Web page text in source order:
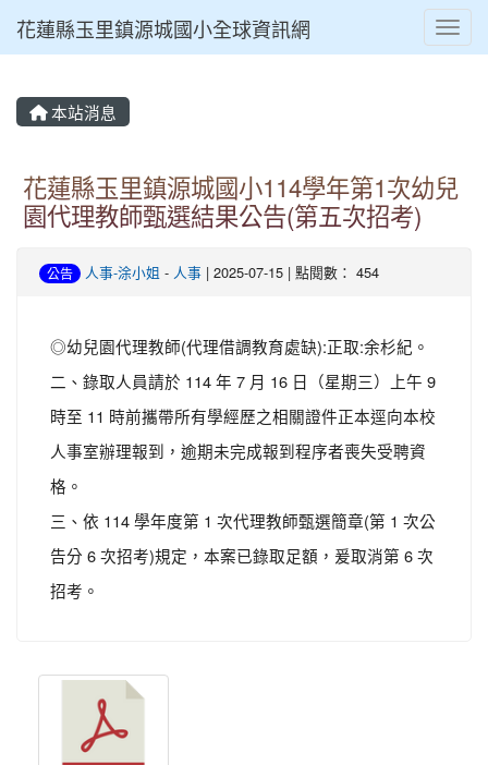
花蓮縣玉里鎮源城國小全球資訊網
本站消息
花蓮縣玉里鎮源城國小114學年第1次幼兒
園代理教師甄選結果公告(第五次招考)
公告 人事-涂小姐 - 人事 | 2025-07-15 | 點閱數： 454
◎幼兒園代理教師(代理借調教育處缺):正取:余杉紀。
二、錄取人員請於 114 年 7 月 16 日（星期三）上午 9
時至 11 時前攜帶所有學經歷之相關證件正本逕向本校
人事室辦理報到，逾期未完成報到程序者喪失受聘資
格。
三、依 114 學年度第 1 次代理教師甄選簡章(第 1 次公
告分 6 次招考)規定，本案已錄取足額，爰取消第 6 次
招考。